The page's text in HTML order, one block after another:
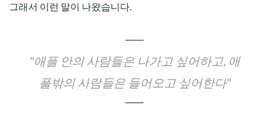
그래서 이런 말이 나왔습니다.
"애플 안의 사람들은 나가고 싶어하고, 애
플밖의 사람들은 들어오고 싶어한다"